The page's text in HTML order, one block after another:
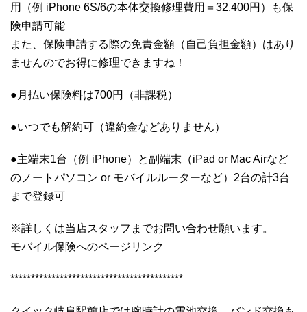
用（例 iPhone 6S/6の本体交換修理費用＝32,400円）も保
険申請可能
また、保険申請する際の免責金額（自己負担金額）はあり
ませんのでお得に修理できますね！
●月払い保険料は700円（非課税）
●いつでも解約可（違約金などありません）
●主端末1台（例 iPhone）と副端末（iPad or Mac Airなど
のノートパソコン or モバイルルーターなど）2台の計3台
まで登録可
※詳しくは当店スタッフまでお問い合わせ願います。
モバイル保険へのページリンク
******************************************